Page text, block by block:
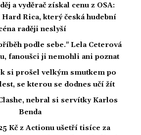
a vyděrač získal cenu z OSA:
Rica, který česká hudební
raději neslyší
podle sebe." Lela Ceterová
fanoušci ji nemohli ani poznat
si prošel velkým smutkem po
se kterou se dodnes učí žít
nebral si servítky Karlos
Benda
Kč z Actionu ušetří tisíce za